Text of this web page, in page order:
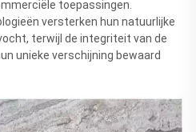
toepassingen.
versterken hun natuurlijke
terwijl de integriteit van de
unieke verschijning bewaard